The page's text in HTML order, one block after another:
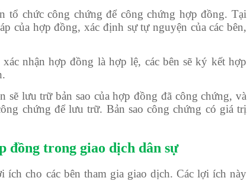
tổ chức công chứng để công chứng hợp đồng. Tại
của hợp đồng, xác định sự tự nguyện của các bên,
nhận hợp đồng là hợp lệ, các bên sẽ ký kết hợp
sẽ lưu trữ bản sao của hợp đồng đã công chứng, và
chứng để lưu trữ. Bản sao công chứng có giá trị
đồng trong giao dịch dân sự
cho các bên tham gia giao dịch. Các lợi ích này